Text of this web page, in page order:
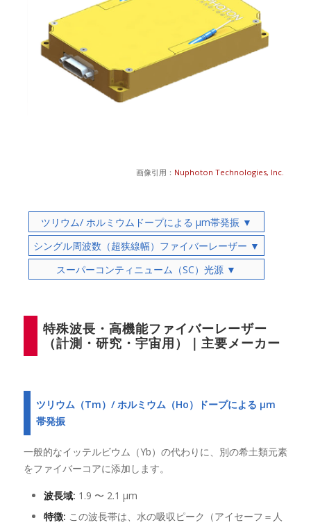
画像引用： Nuphoton Technologies, Inc.
ツリウム/ ホルミウムドープによる μm帯発振 ▼
シングル周波数（超狭線幅）ファイバーレーザー ▼
スーパーコンティニューム（SC）光源 ▼
特殊波長・高機能ファイバーレーザー
（計測・研究・宇宙用）｜主要メーカー
ツリウム（Tm）/ ホルミウム（Ho）ドープによる μm
帯発振
一般的なイッテルビウム（Yb）の代わりに、別の希土類元素
をファイバーコアに添加します。
波長域: 1.9 〜 2.1 μm
特徴: この波長帯は、水の吸収ピーク（アイセーフ＝人